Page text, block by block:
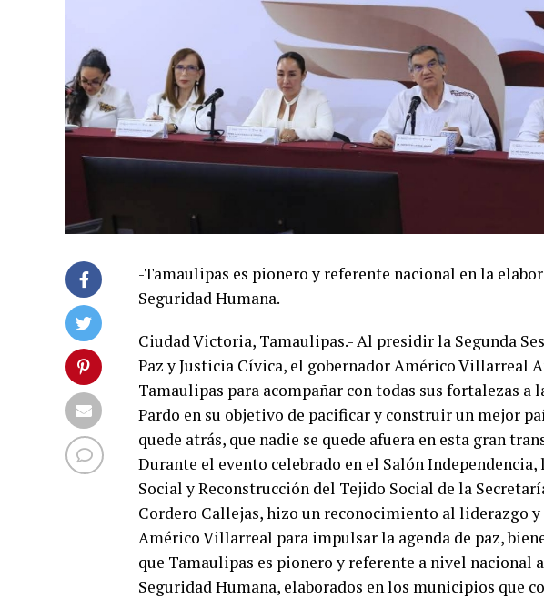
-Tamaulipas es pionero y referente nacional en la
Seguridad Humana.
Ciudad Victoria, Tamaulipas.- Al presidir la Segunda
Paz y Justicia Cívica, el gobernador Américo Villarreal
Tamaulipas para acompañar con todas sus fortalezas a
Pardo en su objetivo de pacificar y construir un mejor
quede atrás, que nadie se quede afuera en esta gran
Durante el evento celebrado en el Salón
Social y Reconstrucción del Tejido Social de la
Cordero Callejas, hizo un reconocimiento al liderazgo
Américo Villarreal para impulsar la agenda de paz,
que Tamaulipas es pionero y referente a nivel nacional
Seguridad Humana, elaborados en los municipios que